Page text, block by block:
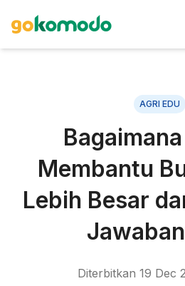
AGRI EDU
Membantu
Lebih Besar
Diterbitkan 19 Dec